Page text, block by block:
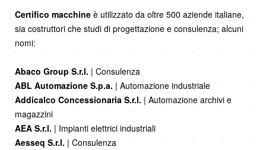
Certifico macchine è utilizzato da oltre 500 aziende italiane,
sia costruttori che studi di progettazione e consulenza; alcuni
nomi:
Abaco Group S.r.l. | Consulenza
ABL Automazione S.p.a. | Automazione industriale
Addicalco Concessionaria S.r.l. | Automazione archivi e
magazzini
AEA S.r.l. | Impianti elettrici industriali
Aesseq S.r.l. | Consulenza